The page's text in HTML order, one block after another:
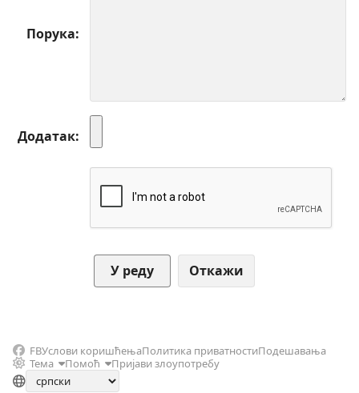
Порука
Додатак
Откажи
FBУслови коришћењаПолитика приватностиПодешавања
Тема
Помоћ Пријави злоупотребу